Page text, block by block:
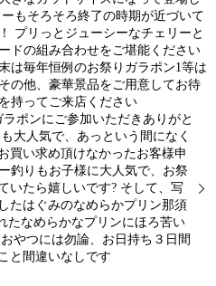
もそろそろ終了の時期が近づいて
プリっとジューシーなチェリーと
ドの組み合わせをご堪能ください
は毎年恒例のお祭りガラポン1等は
の他、豪華景品をご用意してお待
持ってご来店ください
ポンにご参加いただきありがと
大人気で、あっという間になく
買い求め頂けなかったお客様申
釣りもお子様に大人気で、お祭
いたら嬉しいです? そして、写
たはぐみのなめらかプリン那須
たなめらかなプリンにほろ苦い
やつには勿論、お日持ち３日間
と間違いなしです